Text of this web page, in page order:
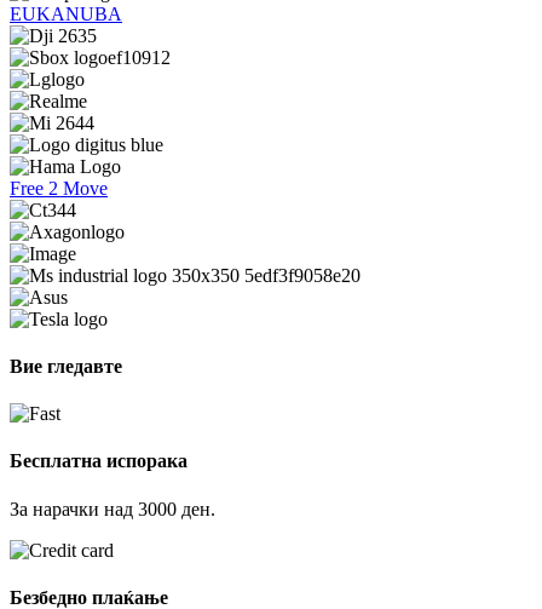
EUKANUBA
Free 2 Move
Вие гледавте
Бесплатна испорака
За нарачки над 3000 ден.
Безбедно плаќање